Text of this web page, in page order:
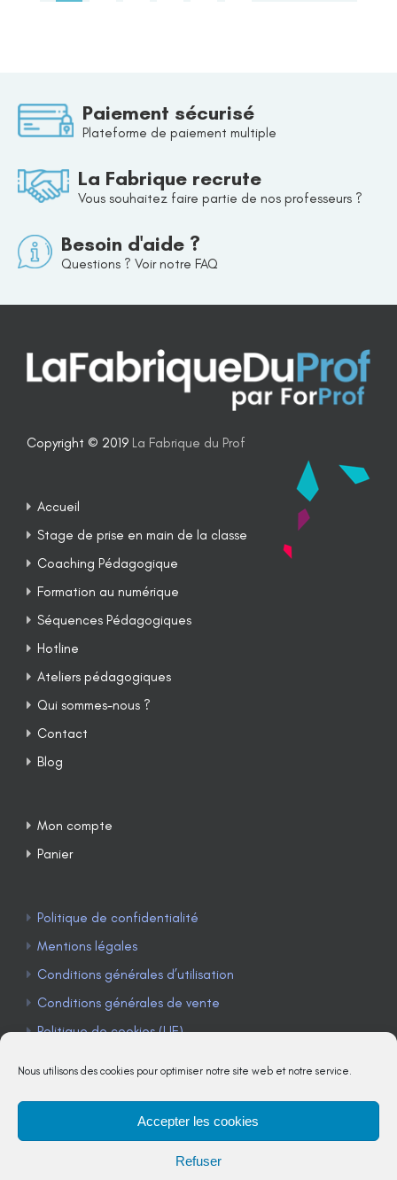
Nous utilisons des cookies pour optimiser notre site web et notre service.
Accepter les cookies
Refuser
Paiement sécurisé
Plateforme de paiement multiple
La Fabrique recrute
Vous souhaitez faire partie de nos professeurs ?
Besoin d'aide ?
Questions ? Voir notre FAQ
Copyright © 2019 La Fabrique du Prof
Accueil
Stage de prise en main de la classe
Coaching Pédagogique
Formation au numérique
Séquences Pédagogiques
Hotline
Ateliers pédagogiques
Qui sommes-nous ?
Contact
Blog
Mon compte
Panier
Politique de confidentialité
Mentions légales
Conditions générales d’utilisation
Conditions générales de vente
Politique de cookies (UE)
TÉLÉPHONE : 04 90 85 22 98